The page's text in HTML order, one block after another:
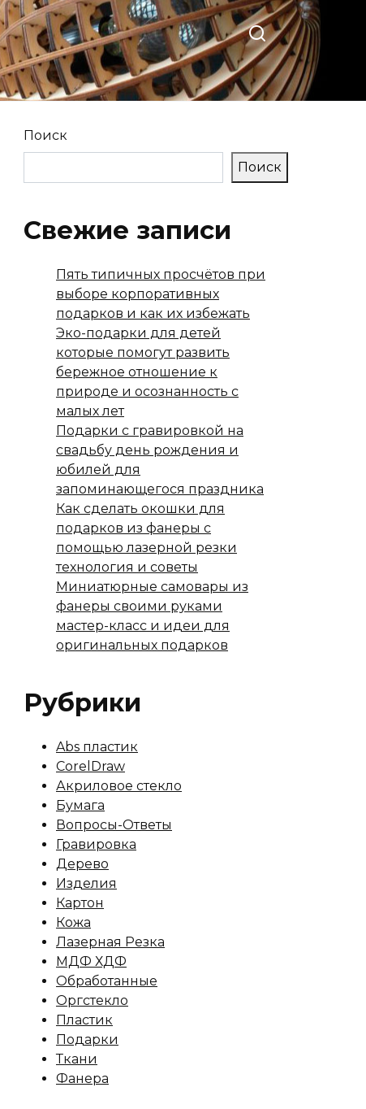
Поиск
Поиск
Свежие записи
Пять типичных просчётов при
выборе корпоративных
подарков и как их избежать
Эко-подарки для детей
которые помогут развить
бережное отношение к
природе и осознанность с
малых лет
Подарки с гравировкой на
свадьбу день рождения и
юбилей для
запоминающегося праздника
Как сделать окошки для
подарков из фанеры с
помощью лазерной резки
технология и советы
Миниатюрные самовары из
фанеры своими руками
мастер-класс и идеи для
оригинальных подарков
Рубрики
Abs пластик
CorelDraw
Акриловое стекло
Бумага
Вопросы-Ответы
Гравировка
Дерево
Изделия
Картон
Кожа
Лазерная Резка
МДФ ХДФ
Обработанные
Оргстекло
Пластик
Подарки
Ткани
Фанера